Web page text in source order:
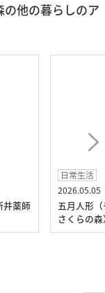
の他の暮らしのア
井薬師
日常生活
2026.05.05
五月人形
さくらの